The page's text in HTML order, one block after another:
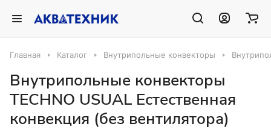
Главная Каталог Внутрипольные конвекторы
Внутрипольные конвекторы
TECHNO USUAL Естественная
конвекция (без вентилятора)